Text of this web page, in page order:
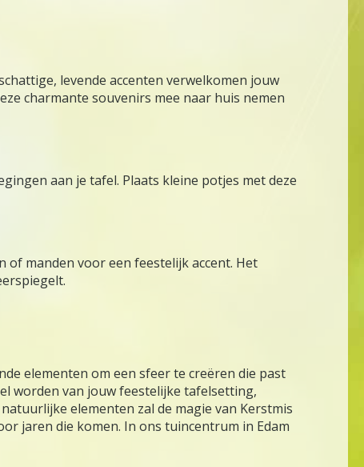
levende accenten verwelkomen jouw
charmante souvenirs mee naar huis nemen
aan je tafel. Plaats kleine potjes met deze
manden voor een feestelijk accent. Het
elementen om een sfeer te creëren die past
worden van jouw feestelijke tafelsetting,
elementen zal de magie van Kerstmis
jaren die komen. In ons tuincentrum in Edam